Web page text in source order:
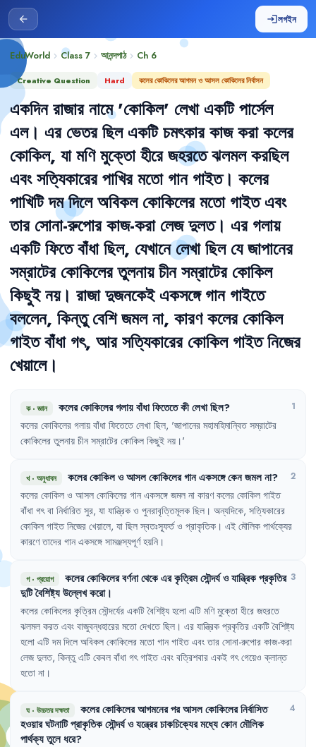
arrow_back loginলগইন
EduWorld chevron_right Class 7 chevron_right আনন্দপাঠchevron_right Ch 6
Creative Question Hard কলের কোকিলের আগমন ও আসল কোকিলের নির্বাসন
একদিন রাজার নামে 'কোকিল' লেখা একটি পার্সেল
এল। এর ভেতর ছিল একটি চমৎকার কাজ করা কলের
কোকিল, যা মণি মুক্তো হীরে জহরতে ঝলমল করছিল
এবং সত্যিকারের পাখির মতো গান গাইত। কলের
পাখিটি দম দিলে অবিকল কোকিলের মতো গাইত এবং
তার সোনা-রুপোর কাজ-করা লেজ দুলত। এর গলায়
একটি ফিতে বাঁধা ছিল, যেখানে লেখা ছিল যে জাপানের
সম্রাটের কোকিলের তুলনায় চীন সম্রাটের কোকিল
কিছুই নয়। রাজা দুজনকেই একসঙ্গে গান গাইতে
বললেন, কিন্তু বেশি জমল না, কারণ কলের কোকিল
গাইত বাঁধা গৎ, আর সত্যিকারের কোকিল গাইত নিজের
খেয়ালে।
ক·জ্ঞান কলেরকোকিলেরগলায়বাঁধাফিতেতেকীলেখাছিল? 1
কলের কোকিলের গলায় বাঁধা ফিতেতে লেখা ছিল, 'জাপানের মহামহিমান্বিত সম্রাটের
কোকিলের তুলনায় চীন সম্রাটের কোকিল কিছুই নয় ।'
খ· অনুধাবন কলেরকোকিলওআসলকোকিলেরগানএকসঙ্গেকেনজমলনা? 2
কলের কোকিল ও আসল কোকিলের গান একসঙ্গে জমল না কারণ কলের কোকিল গাইত
বাঁধা গৎ বা নির্ধারিত সুর, যা যান্ত্রিক ও পুনরাবৃত্তিমূলক ছিল । অন্যদিকে, সত্যিকারের
কোকিল গাইত নিজের খেয়ালে, যা ছিল স্বতঃস্ফূর্ত ও প্রাকৃতিক । এই মৌলিক পার্থক্যের
কারণে তাদের গান একসঙ্গে সামঞ্জস্যপূর্ণ হয়নি।
গ· প্রয়োগ কলেরকোকিলেরবর্ণনাথেকেএরকৃত্রিমসৌন্দর্যওযান্ত্রিকপ্রকৃতির
দুটিবৈশিষ্ট্যউল্লেখকরো।
3
কলের কোকিলের কৃত্রিম সৌন্দর্যের একটি বৈশিষ্ট্য হলো এটি মণি মুক্তো হীরে জহরতে
ঝলমল করত এবং বাজুবন্ধহারের মতো দেখতে ছিল । এর যান্ত্রিক প্রকৃতির একটি বৈশিষ্ট্য
হলো এটি দম দিলে অবিকল কোকিলের মতো গান গাইত এবং তার সোনা-রুপোর কাজ-করা
লেজ দুলত, কিন্তু এটি কেবল বাঁধা গৎ গাইত এবং বত্রিশবার একই গৎ গেয়েও ক্লান্ত
হতো না ।
ঘ· উচ্চতর দক্ষতা কলেরকোকিলেরআগমনেরপরআসলকোকিলেরনির্বাসিত
হওয়ারঘটনাটিপ্রাকৃতিকসৌন্দর্যওযন্ত্রেরচাকচিক্যেরমধ্যেকোনমৌলিক
পার্থক্যতুলেধরে?
4